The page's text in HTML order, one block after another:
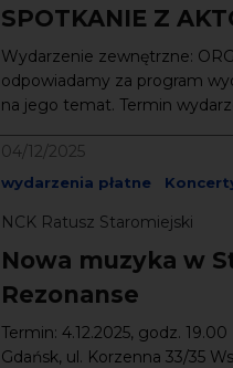
SPOTKANIE Z
Wydarzenie zewnętrzne:
odpowiadamy za program
na jego temat. Termin
04/12/2025
wydarzenia płatne
NCK Ratusz Staromiejski
Nowa muzyka w
Rezonanse
Termin: 4.12.2025, godz.
Gdańsk, ul. Korzenna 33/35